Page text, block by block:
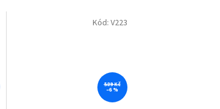
589 Kč
–6 %
Kód: V223